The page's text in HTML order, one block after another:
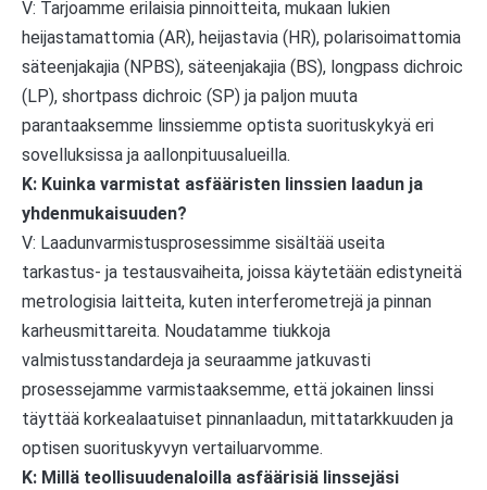
V: Tarjoamme erilaisia ​​pinnoitteita, mukaan lukien
heijastamattomia (AR), heijastavia (HR), polarisoimattomia
säteenjakajia (NPBS), säteenjakajia (BS), longpass dichroic
(LP), shortpass dichroic (SP) ja paljon muuta
parantaaksemme linssiemme optista suorituskykyä eri
sovelluksissa ja aallonpituusalueilla.
K: Kuinka varmistat asfääristen linssien laadun ja
yhdenmukaisuuden?
V: Laadunvarmistusprosessimme sisältää useita
tarkastus- ja testausvaiheita, joissa käytetään edistyneitä
metrologisia laitteita, kuten interferometrejä ja pinnan
karheusmittareita. Noudatamme tiukkoja
valmistusstandardeja ja seuraamme jatkuvasti
prosessejamme varmistaaksemme, että jokainen linssi
täyttää korkealaatuiset pinnanlaadun, mittatarkkuuden ja
optisen suorituskyvyn vertailuarvomme.
K: Millä teollisuudenaloilla asfäärisiä linssejäsi